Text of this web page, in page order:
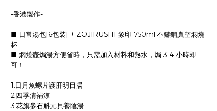
-香港製作-
■ 日常湯包[6包裝] + ZOJIRUSHI 象印 750ml 不鏽鋼真空燜燒
杯
■ 燜燒壺焗湯方便省時，只需加入材料和熱水，焗 3-4 小時即
可！
1.日月魚螺片護肝明目湯
2.四季清補涼
3.花旗參石斛元貝養陰湯